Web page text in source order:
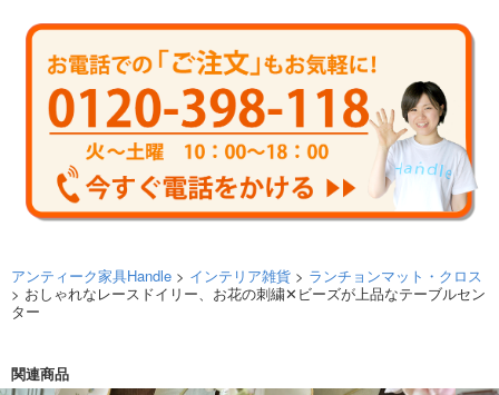
アンティーク家具Handle > インテリア雑貨 > ランチョンマット・クロス
> おしゃれなレースドイリー、お花の刺繍✕ビーズが上品なテーブルセン
ター
関連商品